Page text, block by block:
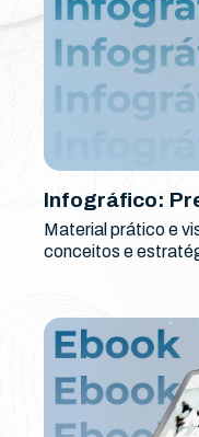
Infográfico:
Material prático e
conceitos e